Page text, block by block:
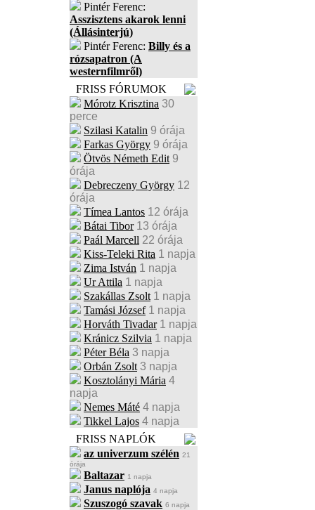
Pintér Ferenc:
Asszisztens akarok lenni
(Állásinterjú)
Pintér Ferenc: Billy és a
rózsapatron (A
westernfilmről)
FRISS FÓRUMOK
Mórotz Krisztina 30
perce
Szilasi Katalin 9 órája
Farkas György 9 órája
Ötvös Németh Edit 9
órája
Debreczeny György 12
órája
Tímea Lantos 12 órája
Bátai Tibor 13 órája
Paál Marcell 22 órája
Kiss-Teleki Rita 1 napja
Zima István 1 napja
Ur Attila 1 napja
Szakállas Zsolt 1 napja
Tamási József 1 napja
Horváth Tivadar 1 napja
Kránicz Szilvia 1 napja
Péter Béla 3 napja
Orbán Zsolt 3 napja
Kosztolányi Mária 4
napja
Nemes Máté 4 napja
Tikkel Lajos 4 napja
FRISS NAPLÓK
az univerzum szélén 21
órája
Baltazar 1 napja
Janus naplója 4 napja
Szuszogó szavak 6 napja